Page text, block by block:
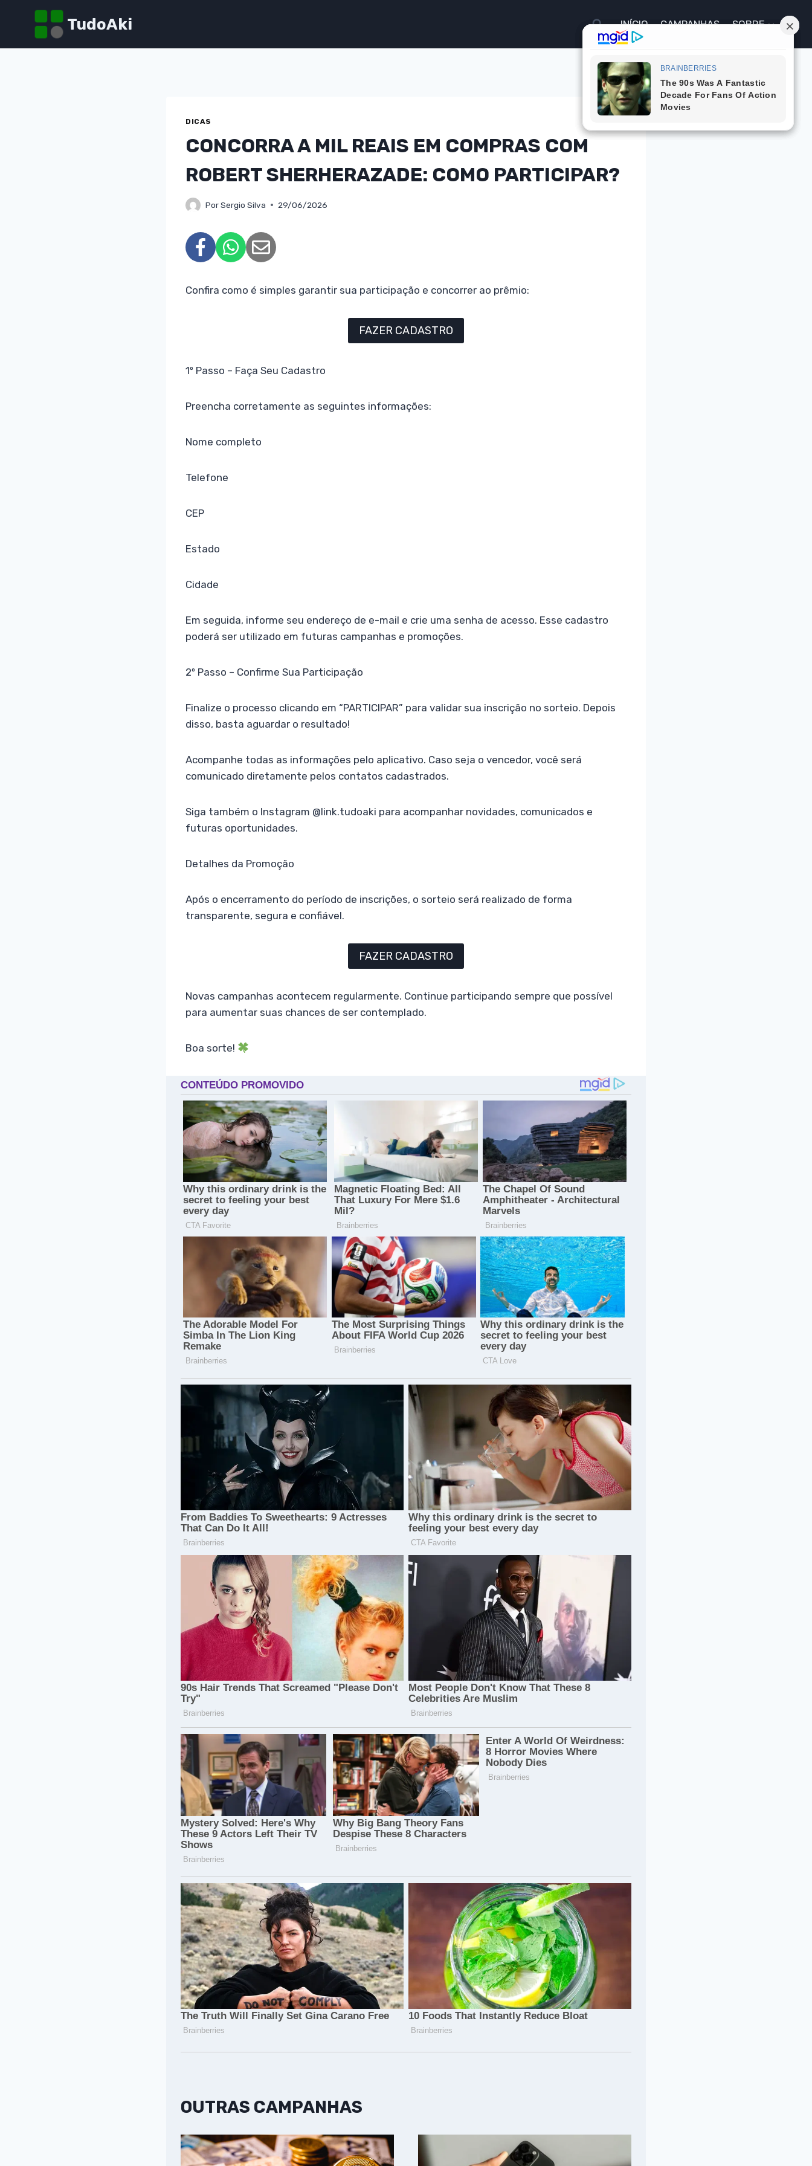
TudoAki INÍCIO CAMPANHAS SOBRE
DICAS
CONCORRA A MIL REAIS EM COMPRAS COM
ROBERT SHERHERAZADE: COMO PARTICIPAR?
PorSergio Silva 29/06/2026
Confira como é simples garantir sua participação e concorrer ao prêmio:
FAZER CADASTRO
1º Passo – Faça Seu Cadastro
Preencha corretamente as seguintes informações:
Nome completo
Telefone
CEP
Estado
Cidade
Em seguida, informe seu endereço de e-mail e crie uma senha de acesso. Esse cadastro
poderá ser utilizado em futuras campanhas e promoções.
2º Passo – Confirme Sua Participação
Finalize o processo clicando em “PARTICIPAR” para validar sua inscrição no sorteio. Depois
disso, basta aguardar o resultado!
Acompanhe todas as informações pelo aplicativo. Caso seja o vencedor, você será
comunicado diretamente pelos contatos cadastrados.
Siga também o Instagram @link.tudoaki para acompanhar novidades, comunicados e
futuras oportunidades.
Detalhes da Promoção
Após o encerramento do período de inscrições, o sorteio será realizado de forma
transparente, segura e confiável.
FAZER CADASTRO
Novas campanhas acontecem regularmente. Continue participando sempre que possível
para aumentar suas chances de ser contemplado.
Boa sorte!
OUTRAS CAMPANHAS